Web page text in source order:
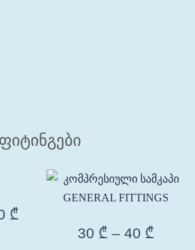
₾
30 ₾ – 40 ₾